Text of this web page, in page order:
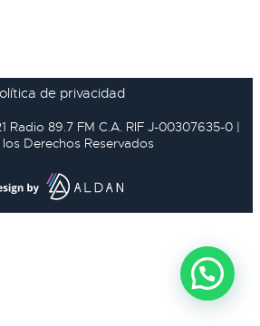
de privacidad
Radio 89.7 FM C.A. RIF J-00307635-0 |
Derechos Reservados